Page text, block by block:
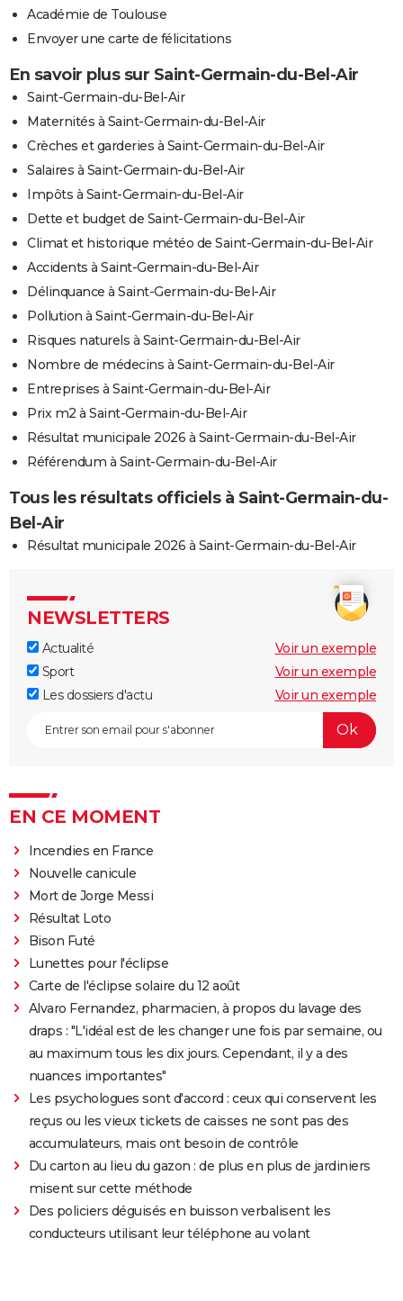
Académie de Toulouse
Envoyer une carte de félicitations
En savoir plus sur Saint-Germain-du-Bel-Air
Saint-Germain-du-Bel-Air
Maternités à Saint-Germain-du-Bel-Air
Crèches et garderies à Saint-Germain-du-Bel-Air
Salaires à Saint-Germain-du-Bel-Air
Impôts à Saint-Germain-du-Bel-Air
Dette et budget de Saint-Germain-du-Bel-Air
Climat et historique météo de Saint-Germain-du-Bel-Air
Accidents à Saint-Germain-du-Bel-Air
Délinquance à Saint-Germain-du-Bel-Air
Pollution à Saint-Germain-du-Bel-Air
Risques naturels à Saint-Germain-du-Bel-Air
Nombre de médecins à Saint-Germain-du-Bel-Air
Entreprises à Saint-Germain-du-Bel-Air
Prix m2 à Saint-Germain-du-Bel-Air
Résultat municipale 2026 à Saint-Germain-du-Bel-Air
Référendum à Saint-Germain-du-Bel-Air
Tous les résultats officiels à Saint-Germain-du-
Bel-Air
Résultat municipale 2026 à Saint-Germain-du-Bel-Air
NEWSLETTERS
Actualité
Voir un exemple
Sport
Voir un exemple
Les dossiers d'actu
Voir un exemple
EN CE MOMENT
Incendies en France
Nouvelle canicule
Mort de Jorge Messi
Résultat Loto
Bison Futé
Lunettes pour l'éclipse
Carte de l'éclipse solaire du 12 août
Alvaro Fernandez, pharmacien, à propos du lavage des
draps : "L'idéal est de les changer une fois par semaine, ou
au maximum tous les dix jours. Cependant, il y a des
nuances importantes"
Les psychologues sont d'accord : ceux qui conservent les
reçus ou les vieux tickets de caisses ne sont pas des
accumulateurs, mais ont besoin de contrôle
Du carton au lieu du gazon : de plus en plus de jardiniers
misent sur cette méthode
Des policiers déguisés en buisson verbalisent les
conducteurs utilisant leur téléphone au volant